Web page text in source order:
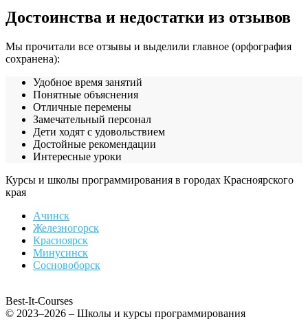
Достоинства и недостатки из отзывов
Мы прочитали все отзывы и выделили главное (орфография
сохранена):
Удобное время занятий
Понятные объяснения
Отличные перемены
Замечательный персонал
Дети ходят с удовольствием
Достойные рекомендации
Интересные уроки
Курсы и школы программирования в городах Красноярского
края
Ачинск
Железногорск
Красноярск
Минусинск
Сосновоборск
Best-It-Courses
© 2023–2026 – Школы и курсы программирования